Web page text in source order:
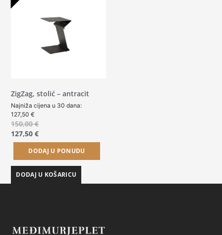
ZigZag, stolić – antracit
Najniža cijena u 30 dana:
127,50€
150,00€
127,50€
DODAJ U PONUDU
DODAJ U KOŠARICU